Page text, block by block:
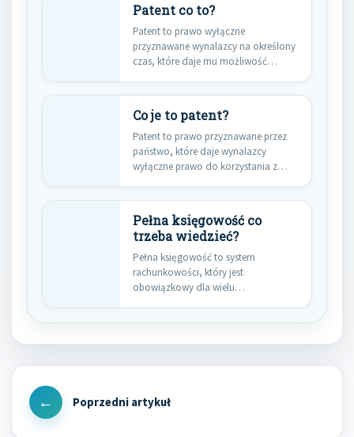
Patent co to?
Patent to prawo wyłączne
przyznawane wynalazcy na określony
czas, które daje mu możliwość
Co je to patent?
Patent to prawo przyznawane przez
państwo, które daje wynalazcy
wyłączne prawo do korzystania z
Pełna księgowość co
trzeba wiedzieć?
Pełna księgowość to system
rachunkowości, który jest
obowiązkowy dla wielu
Nawigacja
wpisu
Previous